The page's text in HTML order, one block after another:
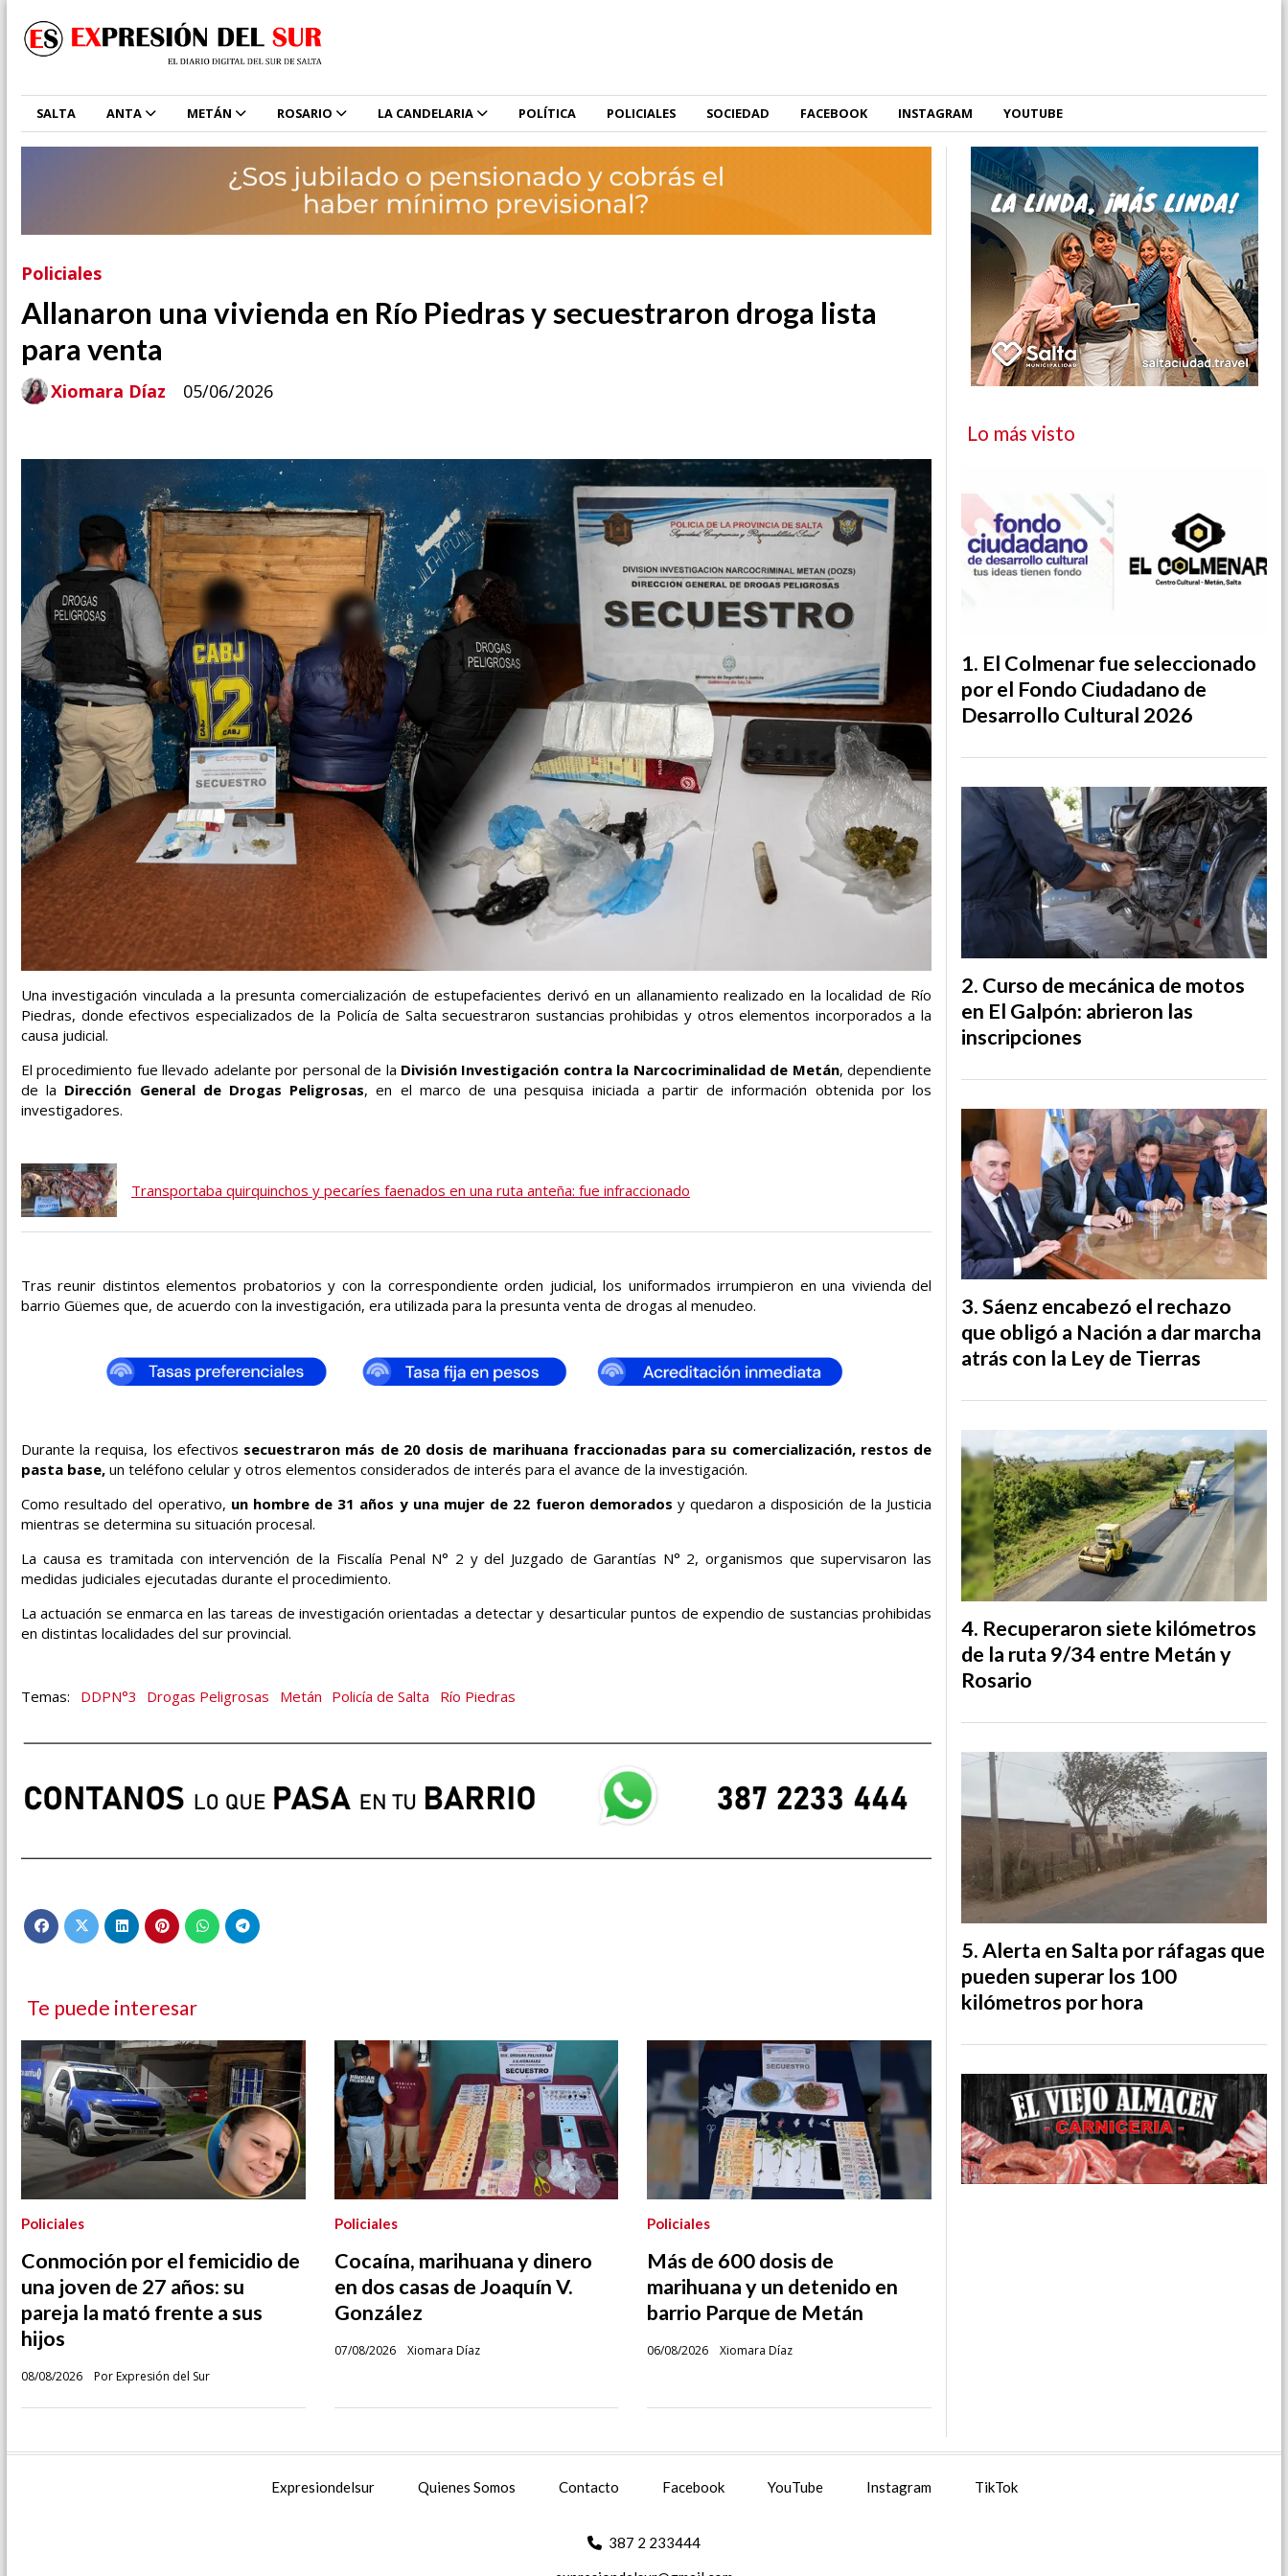
SALTA ANTA METÁN ROSARIO LA CANDELARIA POLÍTICA POLICIALES SOCIEDAD FACEBOOK INSTAGRAM YOUTUBE
Allanaron una vivienda en Río Piedras y secuestraron droga lista
para venta
Policiales
05/06/2026
Xiomara Díaz
Una investigación vinculada a la presunta comercialización de estupefacientes derivó en un allanamiento realizado en la localidad de Río
Piedras, donde efectivos especializados de la Policía de Salta secuestraron sustancias prohibidas y otros elementos incorporados a la
causa judicial.
El procedimiento fue llevado adelante por personal de la División Investigación contra la Narcocriminalidad de Metán, dependiente
de la Dirección General de Drogas Peligrosas, en el marco de una pesquisa iniciada a partir de información obtenida por los
investigadores.
Transportaba quirquinchos y pecaríes faenados en una ruta anteña: fue infraccionado
Tras reunir distintos elementos probatorios y con la correspondiente orden judicial, los uniformados irrumpieron en una vivienda del
barrio Güemes que, de acuerdo con la investigación, era utilizada para la presunta venta de drogas al menudeo.
Durante la requisa, los efectivos secuestraron más de 20 dosis de marihuana fraccionadas para su comercialización, restos de
pasta base, un teléfono celular y otros elementos considerados de interés para el avance de la investigación.
Como resultado del operativo, un hombre de 31 años y una mujer de 22 fueron demorados y quedaron a disposición de la Justicia
mientras se determina su situación procesal.
La causa es tramitada con intervención de la Fiscalía Penal N° 2 y del Juzgado de Garantías N° 2, organismos que supervisaron las
medidas judiciales ejecutadas durante el procedimiento.
La actuación se enmarca en las tareas de investigación orientadas a detectar y desarticular puntos de expendio de sustancias prohibidas
en distintas localidades del sur provincial.
DDPN°3 Drogas Peligrosas Metán Policía de Salta Río Piedras
Te puede interesar
Conmoción por el femicidio de
una joven de 27 años: su
pareja la mató frente a sus
hijos
Por Expresión del Sur
Policiales
08/08/2026
Cocaína, marihuana y dinero
en dos casas de Joaquín V.
González
Xiomara Díaz
Policiales
07/08/2026
Más de 600 dosis de
marihuana y un detenido en
barrio Parque de Metán
Xiomara Díaz
Policiales
06/08/2026
Lo más visto
El Colmenar fue seleccionado
por el Fondo Ciudadano de
Desarrollo Cultural 2026
Curso de mecánica de motos
en El Galpón: abrieron las
inscripciones
Sáenz encabezó el rechazo
que obligó a Nación a dar marcha
atrás con la Ley de Tierras
Recuperaron siete kilómetros
de la ruta 9/34 entre Metán y
Rosario
Alerta en Salta por ráfagas que
pueden superar los 100
kilómetros por hora
Expresiondelsur Quienes Somos Contacto Facebook YouTube Instagram TikTok
387 2 233444